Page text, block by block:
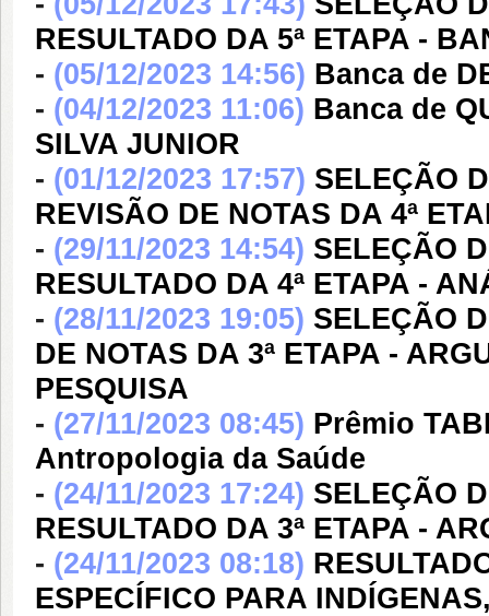
RESULTADO DA 5ª ETAPA -
- (05/12/2023 14:56) Banca de
- (04/12/2023 11:06) Banca de
SILVA JUNIOR
- (01/12/2023 17:57) SELEÇÃO
REVISÃO DE NOTAS DA 4ª
- (29/11/2023 14:54) SELEÇÃO
RESULTADO DA 4ª ETAPA -
- (28/11/2023 19:05) SELEÇÃO
DE NOTAS DA 3ª ETAPA -
PESQUISA
- (27/11/2023 08:45) Prêmio
Antropologia da Saúde
- (24/11/2023 17:24) SELEÇÃO
RESULTADO DA 3ª ETAPA -
- (24/11/2023 08:18)
ESPECÍFICO PARA